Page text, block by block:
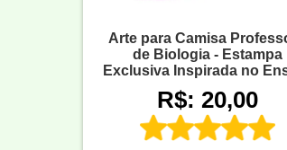
Arte para Camisa
de Biologia - Estampa
Exclusiva Inspirada no
R$: 20,00